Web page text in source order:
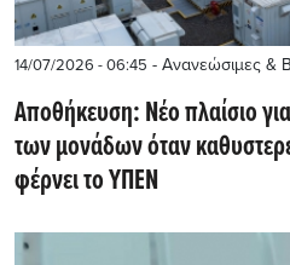
14/07/2026 - 06:45 - Ανανεώσιμες &
Aποθήκευση: Νέο πλαίσιο
των μονάδων όταν
φέρνει το ΥΠΕΝ